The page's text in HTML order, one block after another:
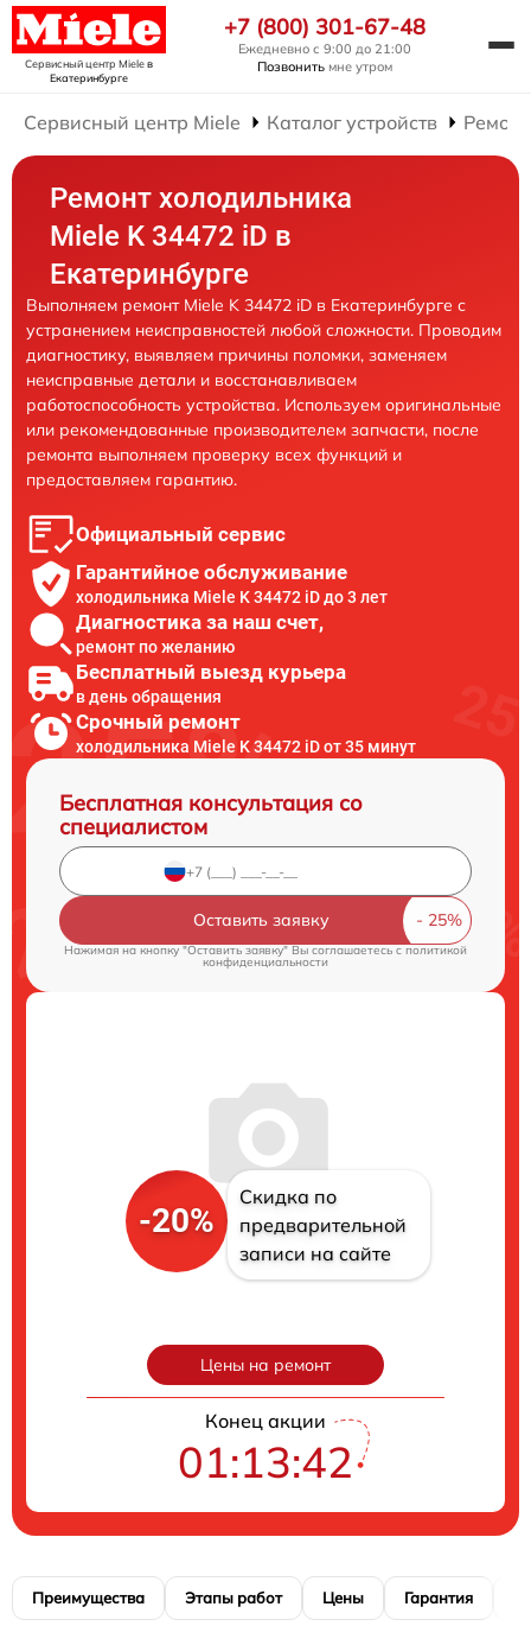
Сервисный центр Mieleв
Екатеринбурге
+7 (800) 301-67-48
Ежедневно с 9:00 до 21:00
Позвонить мне утром
Сервисный центр Miele Каталог устройств
Ремонт холодильника
Miele K 34472 iD в
Екатеринбурге
Выполняем ремонт Miele K 34472 iD в Екатеринбурге с
устранением неисправностей любой сложности. Проводим
диагностику, выявляем причины поломки, заменяем
неисправные детали и восстанавливаем
работоспособность устройства. Используем оригинальные
или рекомендованные производителем запчасти, после
ремонта выполняем проверку всех функций и
предоставляем гарантию.
Официальный сервис
Гарантийное обслуживание
холодильника Miele K 34472 iD до 3 лет
Диагностика за наш счет,
ремонт по желанию
Бесплатный выезд курьера
в день обращения
Срочный ремонт
холодильника Miele K 34472 iD от 35 минут
Бесплатная консультация со
специалистом
Оставить заявку
Нажимая на кнопку "Оставить заявку" Вы соглашаетесь cполитикой
конфиденциальности
-20%
Скидка по
предварительной
записи на сайте
Цены на ремонт
Конец акции
01:13:41
Преимущества Этапы работ Цены Гарантия